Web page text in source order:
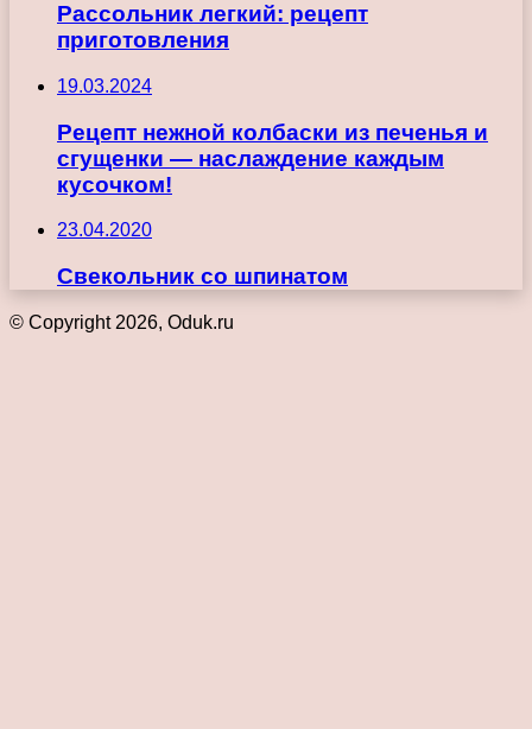
Рассольник легкий: рецепт
приготовления
19.03.2024
Рецепт нежной колбаски из печенья и
сгущенки — наслаждение каждым
кусочком!
23.04.2020
Свекольник со шпинатом
© Copyright 2026, Oduk.ru